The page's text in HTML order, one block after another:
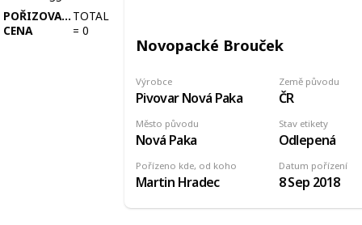
POŘIZOVACÍ
CENA
TOTAL
= 0
Novopacké Brouček
Výrobce
Pivovar Nová Paka
Země původu
ČR
Pořízeno kde, od koho
Martin Hradec
Stav etikety
Odlepená
Datum pořízení
8 Sep 2018
Město původu
Nová Paka